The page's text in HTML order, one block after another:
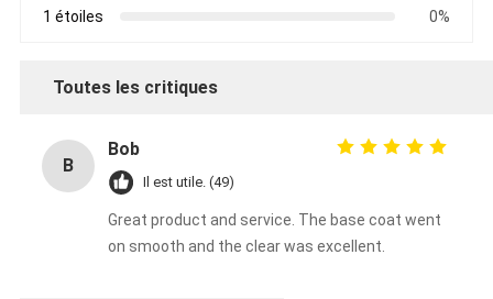
1 étoiles
0%
Toutes les critiques
B
Bob
Il est utile. (49)
Great product and service. The base coat went
on smooth and the clear was excellent.